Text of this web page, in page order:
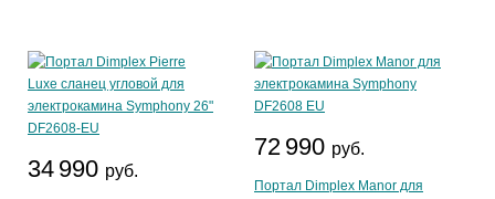
34 990 руб.
72 990 руб.
Портал Dimplex Manor для